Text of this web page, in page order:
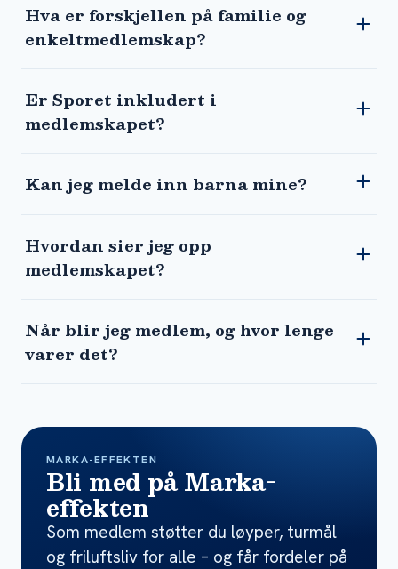
Hva er forskjellen på familie og
enkeltmedlemskap?
Er Sporet inkludert i
medlemskapet?
Kan jeg melde inn barna mine?
Hvordan sier jeg opp
medlemskapet?
Når blir jeg medlem, og hvor lenge
varer det?
MARKA-EFFEKTEN
Bli med på Marka-
effekten
Som medlem støtter du løyper, turmål
og friluftsliv for alle – og får fordeler på